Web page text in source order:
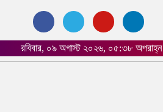
রবিবার, ০৯ অগাস্ট ২০২৬, ০৫:৩৮ অপরাহ্ন